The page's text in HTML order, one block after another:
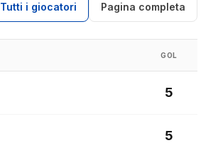
Tutti i giocatori Pagina completa
GOL
5
5